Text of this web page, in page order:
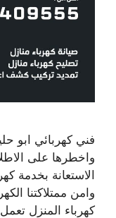
فني كهربائي ابو
واخطرها على
الاستعانة بخدمة
وامن ممتلاكتنا